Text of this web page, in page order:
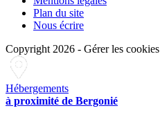
Plan du site
Nous écrire
Copyright 2026 - Gérer les cookies
Hébergements
à proximité de Bergonié